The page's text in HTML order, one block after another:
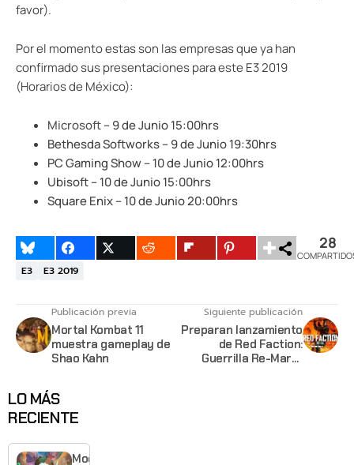
favor).
Por el momento estas son las empresas que ya han
confirmado sus presentaciones para este E3 2019
(Horarios de México):
Microsoft– 9 de Junio 15:00hrs
Bethesda Softworks – 9 de Junio 19:30hrs
PC Gaming Show – 10 de Junio 12:00hrs
Ubisoft – 10 de Junio 15:00hrs
Square Enix – 10 de Junio 20:00hrs
28
E3 E3 2019
Publicación previa
Mortal Kombat 11
muestra gameplay de
Shao Kahn
Siguiente publicación
Preparan lanzamiento
de Red Faction:
Guerrilla Re-Mars-
LO MÁS
RECIENTE
Moonlighte